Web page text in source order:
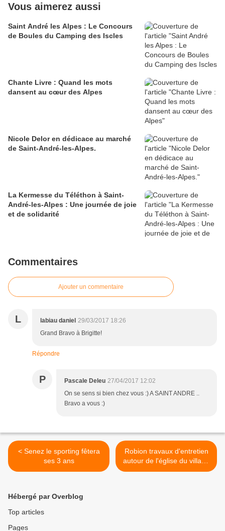
Vous aimerez aussi
Saint André les Alpes : Le Concours
de Boules du Camping des Iscles
Chante Livre : Quand les mots
dansent au cœur des Alpes
Nicole Delor en dédicace au marché
de Saint-André-les-Alpes.
La Kermesse du Téléthon à Saint-
André-les-Alpes : Une journée de joie
et de solidarité
Commentaires
Ajouter un commentaire
L labiau daniel 29/03/2017 18:26
Grand Bravo à Brigitte!
Répondre
P Pascale Deleu 27/04/2017 12:02
On se sens si bien chez vous :) A SAINT ANDRE ..
Bravo a vous :)
< Senez le sporting fêtera
ses 3 ans
Robion travaux d'entretien
autour de l'église du village
par les bénévoles de la
Hébergé par Overblog
Top articles
Pages